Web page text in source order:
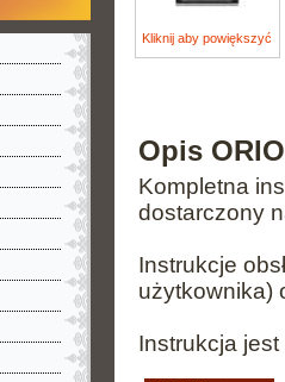
Kliknij aby powiększyć
Opis
Kompletna
dostarczony
Instrukcje
użytkownika)
Instrukcja